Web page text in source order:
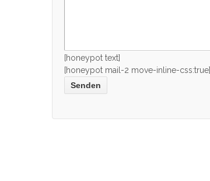
[honeypot text]
[honeypot mail-2 move-inline-css:true]